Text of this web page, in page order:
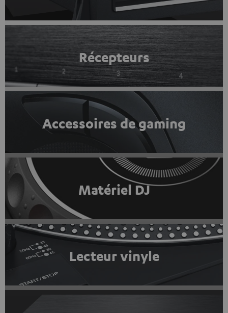
Récepteurs
Accessoires de gaming
Matériel DJ
Lecteur vinyle